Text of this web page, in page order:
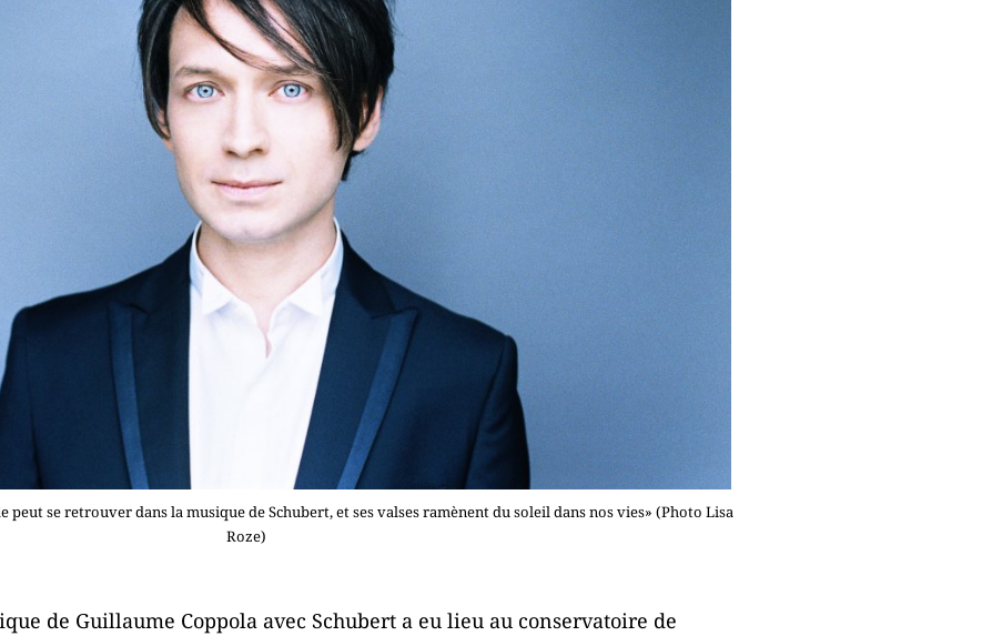
peut se retrouver dans la musique de Schubert, et ses valses ramènent du soleil dans nos vies» (Photo Lisa
Roze)
de Guillaume Coppola avec Schubert a eu lieu au conservatoire de